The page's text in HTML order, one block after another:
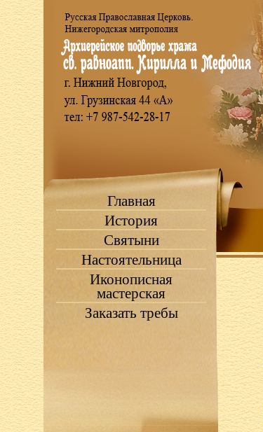
Главная
История
Святыни
Настоятельница
Иконописная
мастерская
Заказать требы